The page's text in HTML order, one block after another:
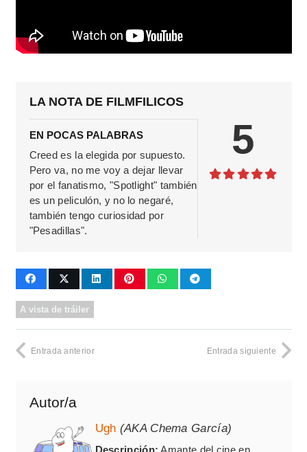
LA NOTA DE FILMFILICOS
EN POCAS PALABRAS
Creed es la elegida por supuesto.
Pero va, no me voy a dejar llevar
por el fanatismo, "Spotlight" también
es un peliculón, y no lo negaré,
también tengo curiosidad por
"Pesadillas".
5
A vista de tráiler
Entrada anterior Entrada siguiente
Autor/a
Ugh (AKA Chema García)
Descripción: Amante del cine en